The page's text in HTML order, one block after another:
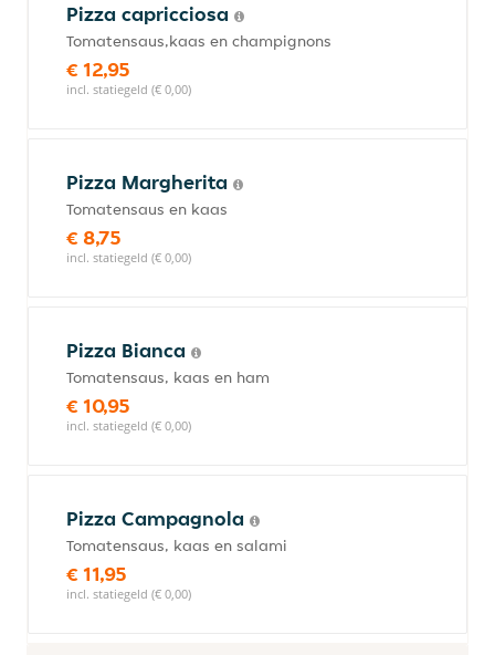
Pizza capricciosa
Tomatensaus,kaas en champignons
€ 12,95
incl. statiegeld (€ 0,00)
Pizza Margherita
Tomatensaus en kaas
€ 8,75
incl. statiegeld (€ 0,00)
Pizza Bianca
Tomatensaus, kaas en ham
€ 10,95
incl. statiegeld (€ 0,00)
Pizza Campagnola
Tomatensaus, kaas en salami
€ 11,95
incl. statiegeld (€ 0,00)